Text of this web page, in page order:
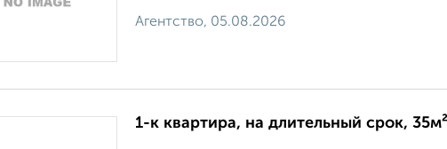
Агентство, 05.08.2026
1-к квартира, на длительный срок,